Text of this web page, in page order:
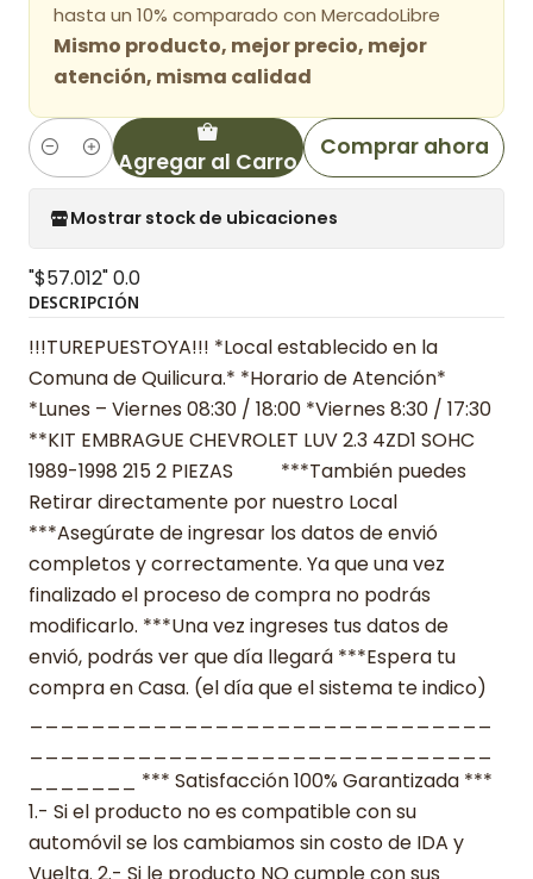
hasta un 10% comparado con MercadoLibre
Mismo producto, mejor precio, mejor
atención, misma calidad
Cantidad Agregar al Carro
Comprar ahora
Mostrar stock de ubicaciones
"$57.012"0.0
DESCRIPCIÓN
!!!TUREPUESTOYA!!! *Local establecido en la
Comuna de Quilicura.* *Horario de Atención*
*Lunes – Viernes 08:30 / 18:00 *Viernes 8:30 / 17:30
**KIT EMBRAGUE CHEVROLET LUV 2.3 4ZD1 SOHC
1989-1998 215 2 PIEZAS ***También puedes
Retirar directamente por nuestro Local
***Asegúrate de ingresar los datos de envió
completos y correctamente. Ya que una vez
finalizado el proceso de compra no podrás
modificarlo. ***Una vez ingreses tus datos de
envió, podrás ver que día llegará ***Espera tu
compra en Casa. (el día que el sistema te indico)
_______ *** Satisfacción 100% Garantizada ***
1.- Si el producto no es compatible con su
automóvil se los cambiamos sin costo de IDA y
Vuelta. 2.- Si le producto NO cumple con sus